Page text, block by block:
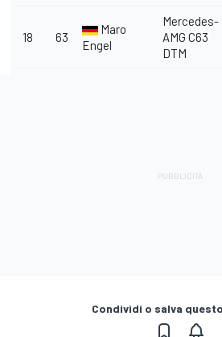
18 63
Maro
Engel
Mercedes-
AMG C63
DTM
Condividi o salva